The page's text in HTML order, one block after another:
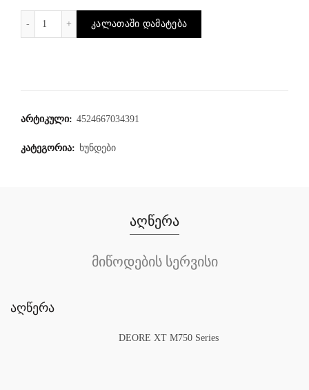
რაოდენობა: Shimano M04
ᲙᲐᲚᲐᲗᲐᲨᲘ ᲓᲐᲛᲐᲢᲔᲑᲐ
არტიკული: 4524667034391
კატეგორია: ხუნდები
აღწერა
მიწოდების სერვისი
აღწერა
DEORE XT M750 Series